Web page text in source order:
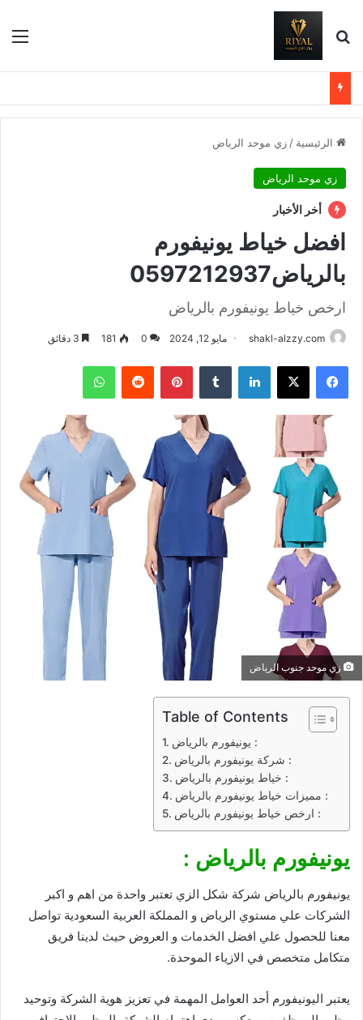
بحث عن
الرئيسية / زي موحد الرياض
زي موحد الرياض
أخر الأخبار
افضل خياط يونيفورم
بالرياض0597212937
ارخص خياط يونيفورم بالرياض
shakl-alzzy.com مايو 12, 2024 0
181
فيسبوك X لينكدإن بينتيريست واتساب
زي موحد جنوب الرياض
Table of Contents
يونيفورم بالرياض :
شركة يونيفورم بالرياض :
خياط يونيفورم بالرياض :
مميزات خياط يونيفورم بالرياض :
ارخص خياط يونيفورم بالرياض :
يونيفورم بالرياض :
يونيفورم بالرياض شركة شكل الزي تعتبر واحدة من اهم و اكبر
الشركات علي مستوي الرياض و المملكة العربية السعودية تواصل
معنا للحصول علي افضل الخدمات و العروض حيث لدينا فريق
متكامل متخصص في الازياء الموحدة.
يعتبر اليونيفورم أحد العوامل المهمة في تعزيز هوية الشركة وتوحيد